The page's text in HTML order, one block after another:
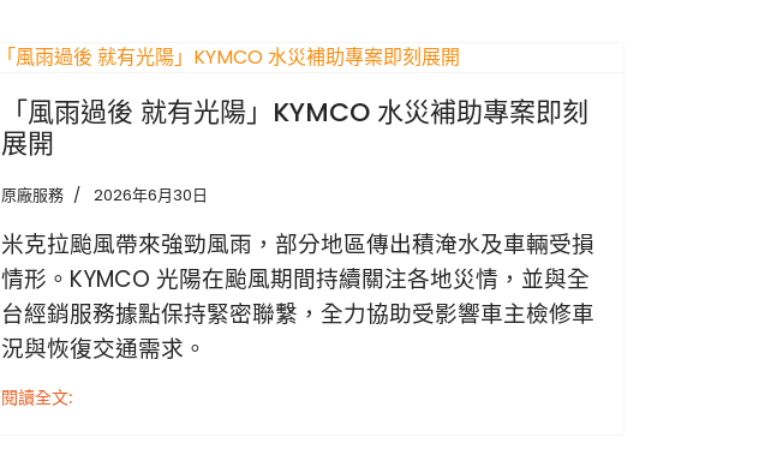
「風雨過後 就有光陽」KYMCO 水災補助專案即刻
展開
原廠服務 2026年6月30日
米克拉颱風帶來強勁風雨，部分地區傳出積淹水及車輛受損
情形。KYMCO 光陽在颱風期間持續關注各地災情，並與全
台經銷服務據點保持緊密聯繫，全力協助受影響車主檢修車
況與恢復交通需求。
閱讀全文: